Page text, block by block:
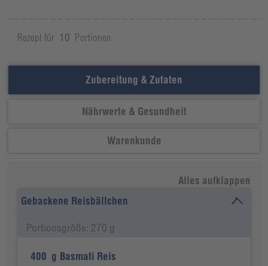
Rezept für 10 Portionen
Zubereitung & Zutaten
Nährwerte & Gesundheit
Warenkunde
Alles aufklappen
Gebackene Reisbällchen
Portionsgröße: 270 g
400 g Basmati Reis